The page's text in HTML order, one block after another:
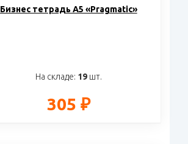
Бизнес тетрадь А5 «Pragmatic»
На складе: 19шт.
305 ₽